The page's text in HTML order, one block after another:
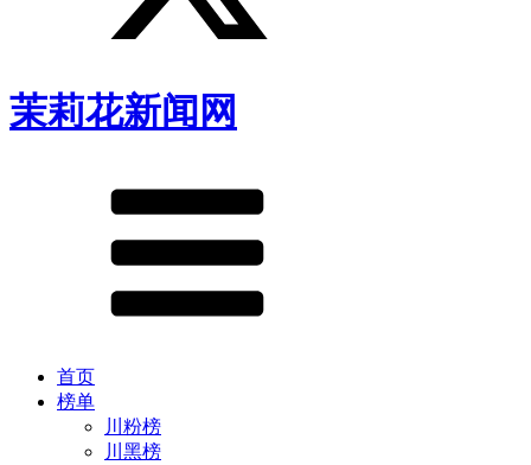
茉莉花新闻网
首页
榜单
川粉榜
川黑榜